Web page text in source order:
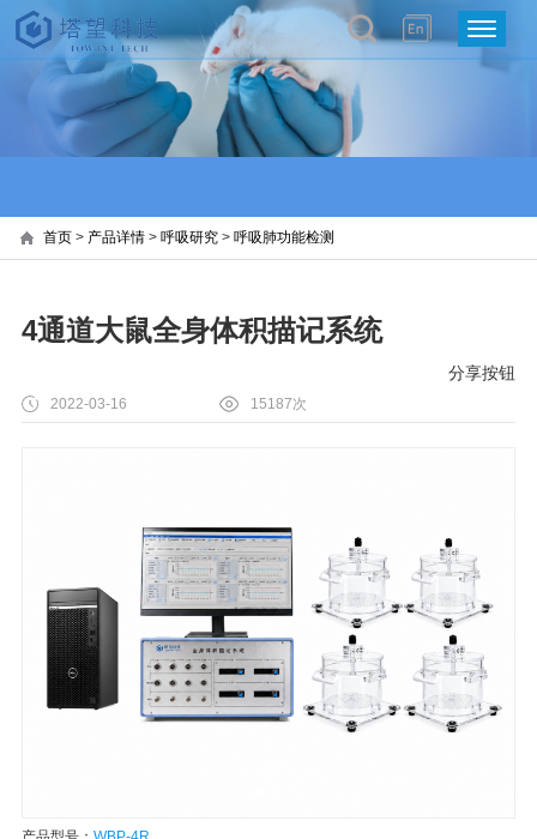
首页 > 产品详情 >呼吸研究 >呼吸肺功能检测
4通道大鼠全身体积描记系统
分享按钮
2022-03-16 15187次